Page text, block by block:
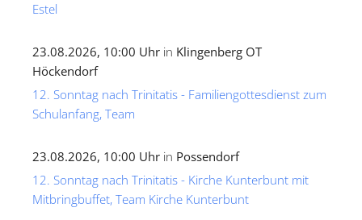
Estel
23.08.2026, 10:00 Uhr in Klingenberg OT
Höckendorf
12. Sonntag nach Trinitatis - Familiengottesdienst zum
Schulanfang, Team
23.08.2026, 10:00 Uhr in Possendorf
12. Sonntag nach Trinitatis - Kirche Kunterbunt mit
Mitbringbuffet, Team Kirche Kunterbunt